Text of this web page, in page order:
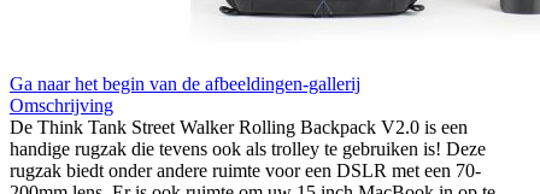
Ga naar het begin van de afbeeldingen-gallerij
Omschrijving
De Think Tank Street Walker Rolling Backpack V2.0 is een
handige rugzak die tevens ook als trolley te gebruiken is! Deze
rugzak biedt onder andere ruimte voor een DSLR met een 70-